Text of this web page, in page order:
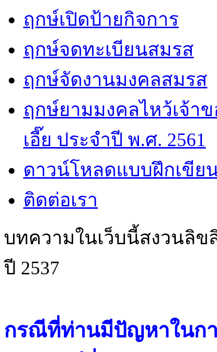
ฤกษ์เปิดป้ายกิจการ
ฤกษ์จดทะเบียนสมรส
ฤกษ์จัดงานมงคลสมรส
ฤกษ์ยามมงคลไหว้เจ้า
เอี๊ย ประจำปี พ.ศ. 2561
ดาวน์โหลดแบบฝึกเขีย
ติดต่อเรา
บทความในเว็บนี้สงวนลิ
ปี 2537
กรณีที่ท่านมีปัญหาในกา